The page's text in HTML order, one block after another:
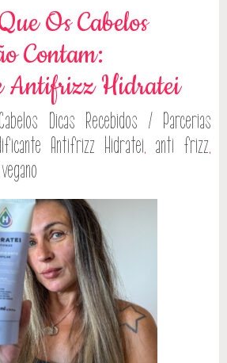
Os Cabelos
Contam:
Antifrizz Hidratei
Cabelos Dicas Recebidos / Parcerias
Antifrizz Hidratei, anti frizz,
vegano